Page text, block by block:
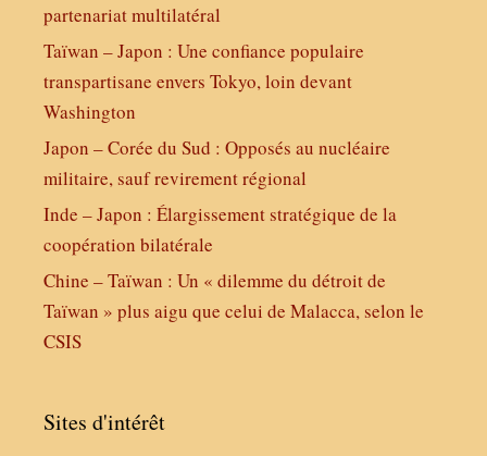
partenariat multilatéral
Taïwan – Japon : Une confiance populaire
transpartisane envers Tokyo, loin devant
Washington
Japon – Corée du Sud : Opposés au nucléaire
militaire, sauf revirement régional
Inde – Japon : Élargissement stratégique de la
coopération bilatérale
Chine – Taïwan : Un « dilemme du détroit de
Taïwan » plus aigu que celui de Malacca, selon le
CSIS
Sites d'intérêt